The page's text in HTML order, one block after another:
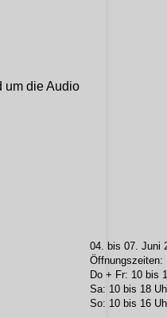
um die Audio
04. bis 07. Juni
Öffnungszeiten:
Do + Fr: 10 bis
Sa: 10 bis 18
So: 10 bis 16